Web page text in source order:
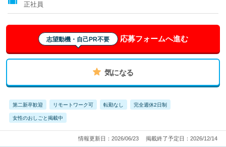
正社員
志望動機・自己PR不要 応募フォームへ進む
気になる
第二新卒歓迎 リモートワーク可 転勤なし 完全週休2日制
女性のおしごと掲載中
情報更新日：2026/06/23 掲載終了予定日：2026/12/14